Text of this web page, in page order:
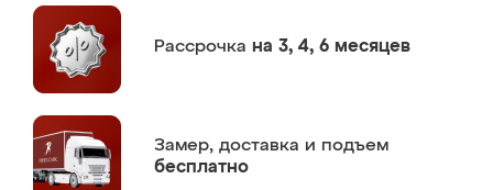
Рассрочка на 3, 4, 6 месяцев
Замер, доставка и подъем
бесплатно